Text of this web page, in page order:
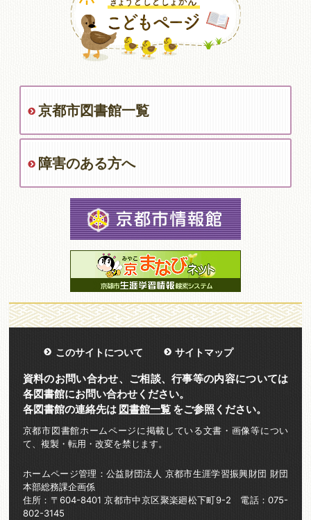
京都市図書館一覧
障害のある方へ
このサイトについて サイトマップ
資料のお問い合わせ、ご相談、行事等の内容については
各図書館にお問い合わせください。
各図書館の連絡先は 図書館一覧をご参照ください。
京都市図書館ホームページに掲載している文書・画像等につい
て、複製・転用・改変を禁じます。
ホームページ管理：公益財団法人 京都市生涯学習振興財団 財団
本部総務課企画係
住所：〒604-8401 京都市中京区聚楽廻松下町9-2 電話：075-
802-3145